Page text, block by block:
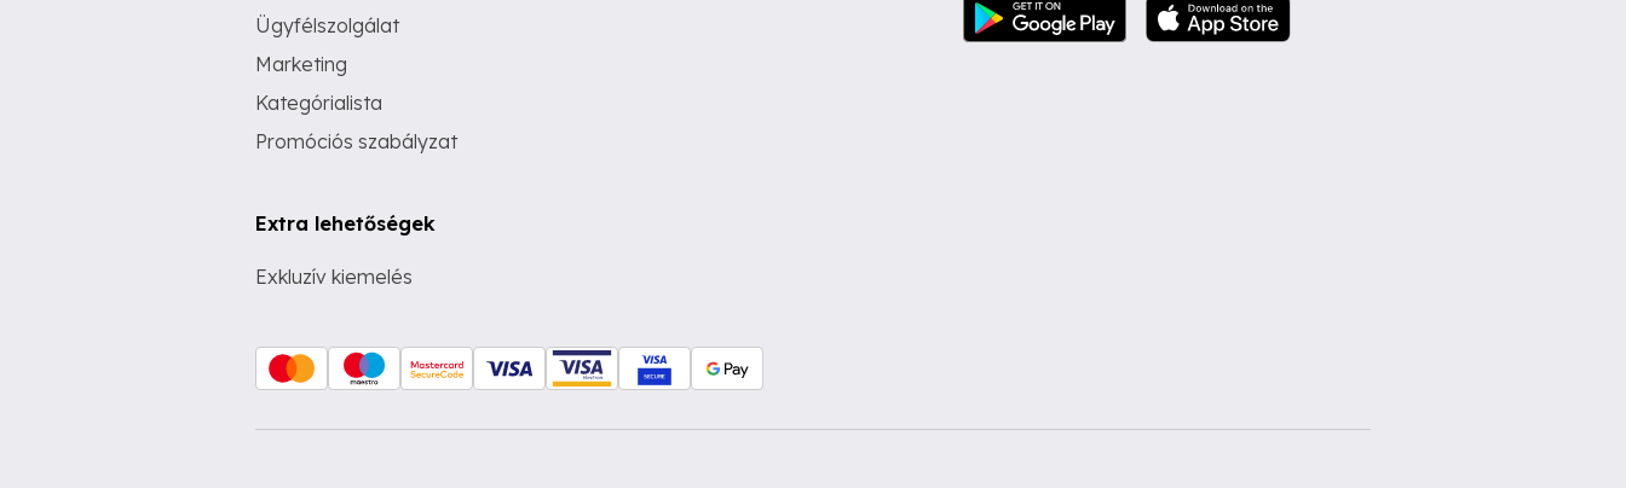
Ügyfélszolgálat
Marketing
Kategórialista
Promóciós szabályzat
Extra lehetőségek
Exkluzív kiemelés